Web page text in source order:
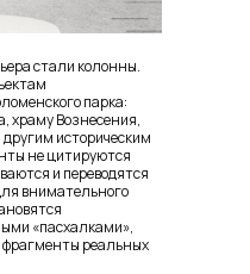
стали колонны.
парка:
храму Вознесения,
историческим
не цитируются
и переводятся
внимательного
«пасхалками»,
фрагменты реальных